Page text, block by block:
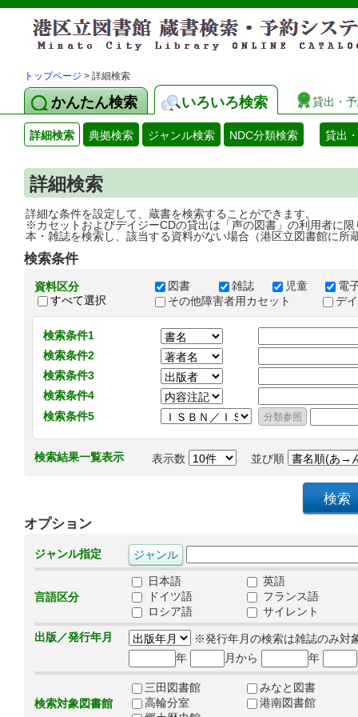
トップページ > 詳細検索
かんたん検索 いろいろ検索 貸出・
詳細検索 典拠検索 ジャンル検索 NDC分類検索 貸出
詳細検索
詳細な条件を設定して、蔵書を検索することができます。
※カセットおよびデイジーCDの貸出は「声の図書」の利用者に限
本・雑誌を検索し、該当する資料がない場合（港区立図書館に所
検索条件
資料区分
すべて選択
図書 雑誌 児童
電
その他障害者用カセット
デ
検索条件1
検索条件2
検索条件3
検索条件4
検索条件5
検索結果一覧表示 表示数 並び順
オプション
ジャンル指定
言語区分
日本語
英語
ドイツ語
フランス語
ロシア語
サイレント
出版／発行年月
※発行年月の検索は雑誌のみ対
年
月から 年
検索対象図書館
三田図書館
みなと図書
高輪分室
港南図書館